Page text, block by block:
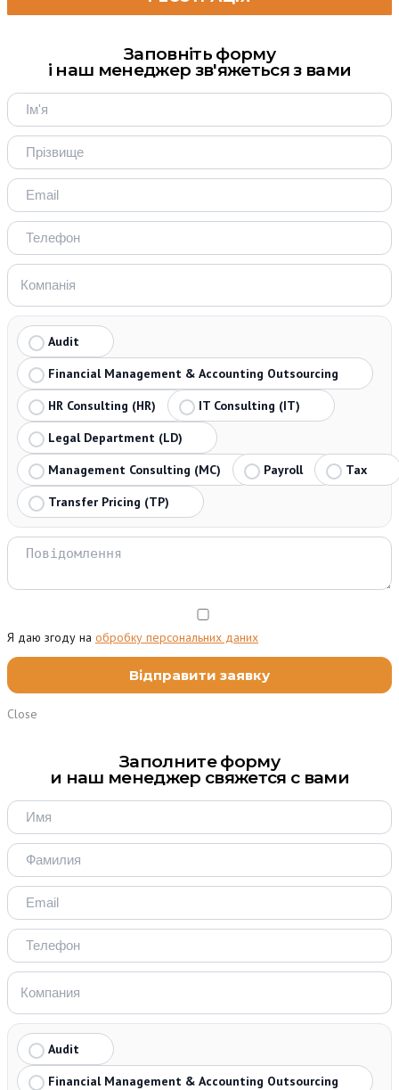
Заповніть форму
і наш менеджер зв'яжеться з вами
Audit
Financial Management & Accounting Outsourcing
HR Consulting (HR)
IT Consulting (IT)
Legal Department (LD)
Management Consulting (MC)
Payroll
Tax
Transfer Pricing (TP)
Я даю згоду на обробку персональних даних
Close
Заполните форму
и наш менеджер свяжется с вами
Audit
Financial Management & Accounting Outsourcing